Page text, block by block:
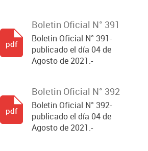
Boletin Oficial N° 391
Boletin Oficial N° 391-
publicado el día 04 de
Agosto de 2021.-
pdf
Boletin Oficial N° 392
Boletin Oficial N° 392-
publicado el día 04 de
Agosto de 2021.-
pdf